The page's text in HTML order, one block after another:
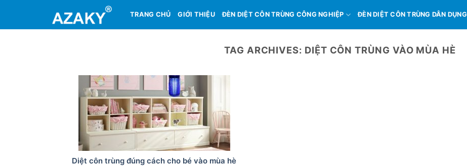
content
TRANG CHỦ GIỚI THIỆU ĐÈN DIỆT CÔN TRÙNG CÔNG NGHIỆP ĐÈN DIỆT CÔN TRÙNG DÂN DỤNG
TAG ARCHIVES: DIỆT CÔN TRÙNG VÀO MÙA HÈ
Diệt côn trùng đúng cách cho bé vào mùa hè